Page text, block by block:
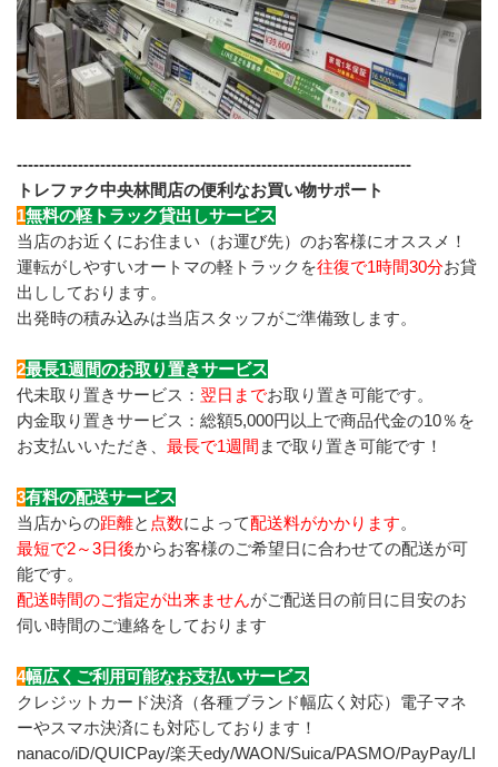
-----------------------------------------------------------------------
トレファク中央林間店の便利なお買い物サポート
1無料の軽トラック貸出しサービス
当店のお近くにお住まい（お運び先）のお客様にオススメ！
運転がしやすいオートマの軽トラックを往復で1時間30分お貸
出ししております。
出発時の積み込みは当店スタッフがご準備致します。
2最長1週間のお取り置きサービス
代未取り置きサービス： 翌日までお取り置き可能です。
内金取り置きサービス：総額5,000円以上で商品代金の10％を
お支払いいただき、 最長で1週間 まで取り置き可能です！
3有料の配送サービス
当店からの距離と 点数によって配送料がかかります。
最短で2～3日後からお客様のご希望日に合わせての配送が可
能です。
配送時間のご指定が出来ませんがご配送日の前日に目安のお
伺い時間のご連絡をしております
4幅広くご利用可能なお支払いサービス
クレジットカード決済（各種ブランド幅広く対応）電子マネ
ーやスマホ決済にも対応しております！
nanaco/iD/QUICPay/楽天edy/WAON/Suica/PASMO/PayPay/LI